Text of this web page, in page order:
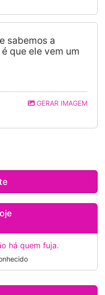
sabemos a
que ele vem um
GERAR IMAGEM
há quem fuja.